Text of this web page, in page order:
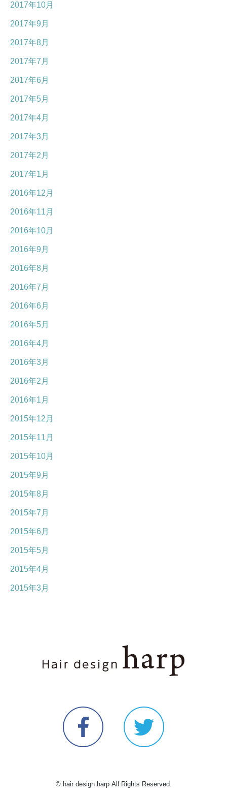
2017年10月
2017年9月
2017年8月
2017年7月
2017年6月
2017年5月
2017年4月
2017年3月
2017年2月
2017年1月
2016年12月
2016年11月
2016年10月
2016年9月
2016年8月
2016年7月
2016年6月
2016年5月
2016年4月
2016年3月
2016年2月
2016年1月
2015年12月
2015年11月
2015年10月
2015年9月
2015年8月
2015年7月
2015年6月
2015年5月
2015年4月
2015年3月
© hair design harp All Rights Reserved.